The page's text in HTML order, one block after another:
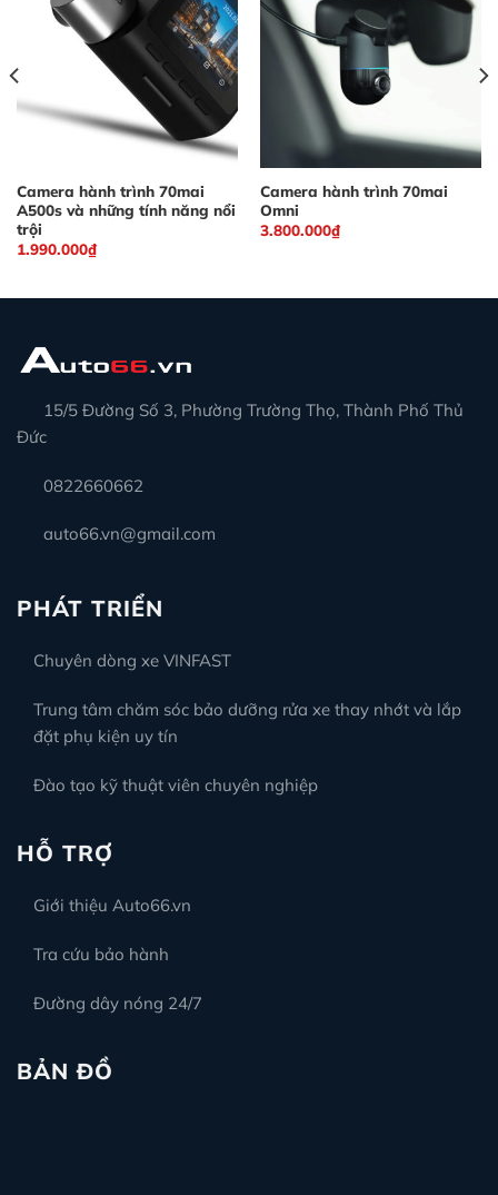
Camera hành trình 70mai
A500s và những tính năng nổi
trội
1.990.000₫
Camera hành trình 70mai
Omni
3.800.000₫
15/5 Đường Số 3, Phường Trường Thọ, Thành Phố Thủ
Đức
0822660662
auto66.vn@gmail.com
PHÁT TRIỂN
Chuyên dòng xe VINFAST
Trung tâm chăm sóc bảo dưỡng rửa xe thay nhớt và lắp
đặt phụ kiện uy tín
Đào tạo kỹ thuật viên chuyên nghiệp
HỖ TRỢ
Giới thiệu Auto66.vn
Tra cứu bảo hành
Đường dây nóng 24/7
BẢN ĐỒ